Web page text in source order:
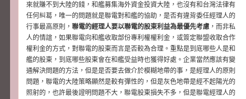
來就賺不到大陸的錢，和艦募集海外資金投資大陸，也沒有和台灣法律有
任何糾葛，唯一的問題就是聯電對和艦的協助，是否有違背委任經理人的
行事最高原則， 聯電的經理人要以聯電的股東利益為最優先考慮 ，而非私
人的情誼，如果聯電向和艦收取部份專利權權利金，或簽定聯盟收取合作
權利金的方式，對聯電的股東而言是否較為合理。重點是到底哪些人是和
艦的股東，到底哪些股東會在和艦受益時也獲得好處。企業當然應該有變
通解決問題的方法，但是是否要去做介於模糊地帶的事，是經理人的原則
問題，聯電的大陸策略顯然是較有彈性的，但是灰色地帶是經不起陽光的
照射的，也許最後證明問題不大，聯電股東損失不多，但是聯電經理人的